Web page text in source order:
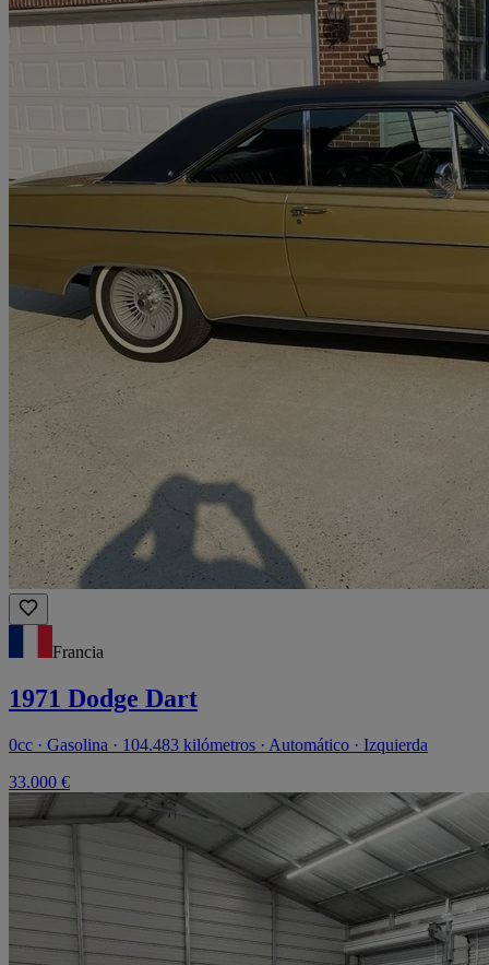
Francia
1971 Dodge Dart
0cc · Gasolina · 104.483 kilómetros · Automático · Izquierda
33.000 €